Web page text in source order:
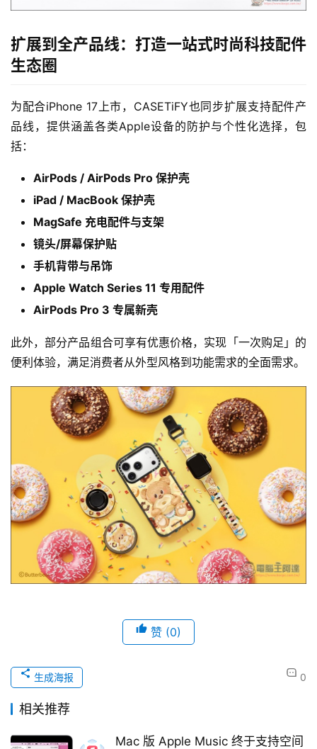
扩展到全产品线：打造一站式时尚科技配件
生态圈
为配合iPhone 17上市，CASETiFY也同步扩展支持配件产
品线，提供涵盖各类Apple设备的防护与个性化选择，包
括：
AirPods / AirPods Pro 保护壳
iPad / MacBook 保护壳
MagSafe 充电配件与支架
镜头/屏幕保护贴
手机背带与吊饰
Apple Watch Series 11 专用配件
AirPods Pro 3 专属新壳
此外，部分产品组合可享有优惠价格，实现「一次购足」的
便利体验，满足消费者从外型风格到功能需求的全面需求。
赞 (0)
0
生成海报
相关推荐
Mac 版 Apple Music 终于支持空间